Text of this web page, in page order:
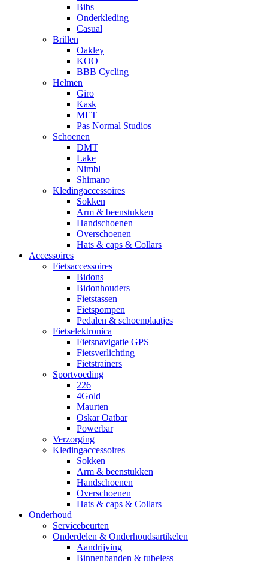
Bibs
Onderkleding
Casual
Brillen
Oakley
KOO
BBB Cycling
Helmen
Giro
Kask
MET
Pas Normal Studios
Schoenen
DMT
Lake
Nimbl
Shimano
Kledingaccessoires
Sokken
Arm & beenstukken
Handschoenen
Overschoenen
Hats & caps & Collars
Accessoires
Fietsaccessoires
Bidons
Bidonhouders
Fietstassen
Fietspompen
Pedalen & schoenplaatjes
Fietselektronica
Fietsnavigatie GPS
Fietsverlichting
Fietstrainers
Sportvoeding
226
4Gold
Maurten
Oskar Oatbar
Powerbar
Verzorging
Kledingaccessoires
Sokken
Arm & beenstukken
Handschoenen
Overschoenen
Hats & caps & Collars
Onderhoud
Servicebeurten
Onderdelen & Onderhoudsartikelen
Aandrijving
Binnenbanden & tubeless